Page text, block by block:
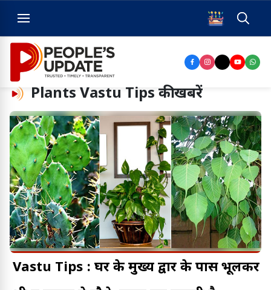
Plants Vastu Tips की खबरें
Vastu Tips : घर के मुख्य द्वार के पास भूलकर